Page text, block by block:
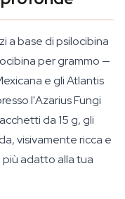
a base di psilocibina
per grammo —
e gli Atlantis
l'Azarius Fungi
da 15 g, gli
visivamente ricca e
adatto alla tua